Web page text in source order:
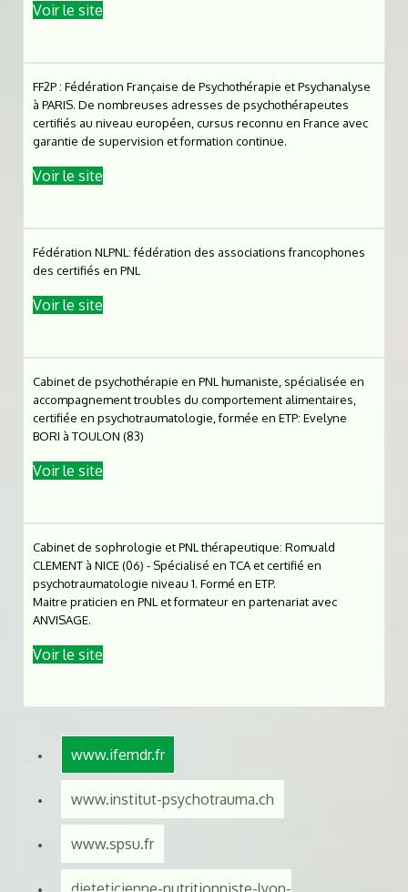
Voir le site
FF2P : Fédération Française de Psychothérapie et Psychanalyse
à PARIS. De nombreuses adresses de psychothérapeutes
certifiés au niveau européen, cursus reconnu en France avec
garantie de supervision et formation continue.
Voir le site
Fédération NLPNL: fédération des associations francophones
des certifiés en PNL
Voir le site
Cabinet de psychothérapie en PNL humaniste, spécialisée en
accompagnement troubles du comportement alimentaires,
certifiée en psychotraumatologie, formée en ETP: Evelyne
BORI à TOULON (83)
Voir le site
Cabinet de sophrologie et PNL thérapeutique: Romuald
CLEMENT à NICE (06) - Spécialisé en TCA et certifié en
psychotraumatologie niveau 1. Formé en ETP.
Maitre praticien en PNL et formateur en partenariat avec
ANVISAGE.
Voir le site
www.ifemdr.fr
www.institut-psychotrauma.ch
www.spsu.fr
dieteticienne-nutritionniste-lyon-